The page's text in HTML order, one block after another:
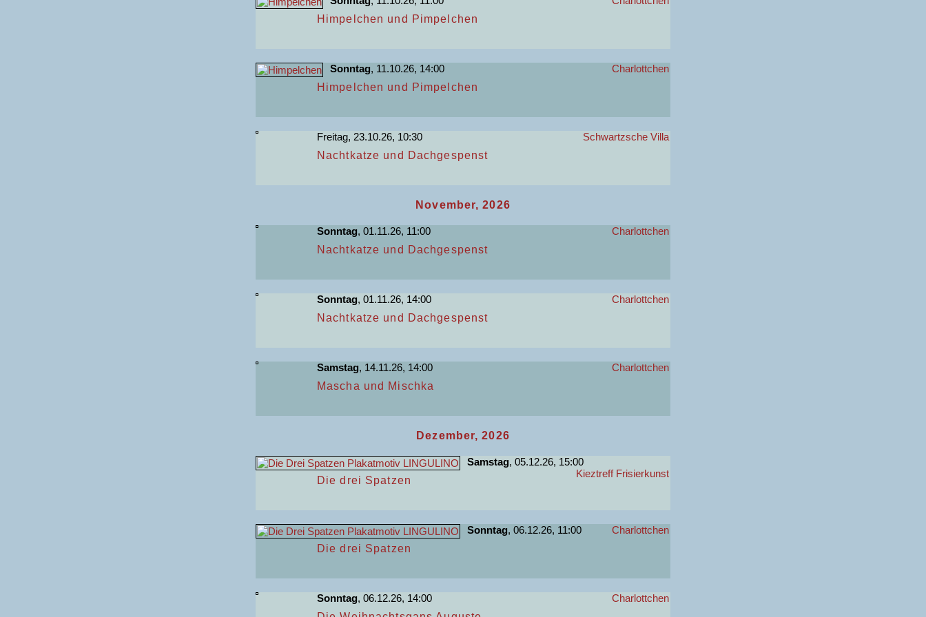
Himpelchen und Pimpelchen
Sonntag, 11.10.26, 14:00
Charlottchen
Himpelchen und Pimpelchen
Freitag, 23.10.26, 10:30
Schwartzsche Villa
Nachtkatze und Dachgespenst
November, 2026
Sonntag, 01.11.26, 11:00
Charlottchen
Nachtkatze und Dachgespenst
Sonntag, 01.11.26, 14:00
Charlottchen
Nachtkatze und Dachgespenst
Samstag, 14.11.26, 14:00
Charlottchen
Mascha und Mischka
Dezember, 2026
Samstag, 05.12.26, 15:00
Kieztreff Frisierkunst
Die drei Spatzen
Sonntag, 06.12.26, 11:00
Charlottchen
Die drei Spatzen
Sonntag, 06.12.26, 14:00
Charlottchen